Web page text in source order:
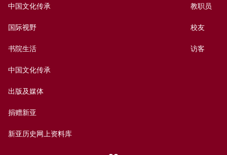
中国文化传承
国际视野
书院生活
中国文化传承
出版及媒体
捐赠新亚
新亚历史网上资料库
教职员
校友
访客